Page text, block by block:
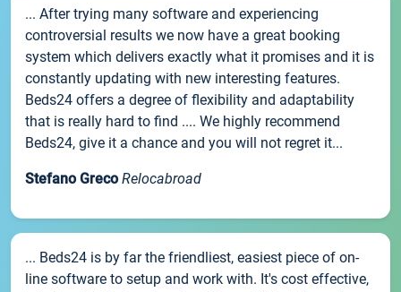
... After trying many software and experiencing
controversial results we now have a great booking
system which delivers exactly what it promises and it is
constantly updating with new interesting features.
Beds24 offers a degree of flexibility and adaptability
that is really hard to find .... We highly recommend
Beds24, give it a chance and you will not regret it...
Stefano Greco Relocabroad
... Beds24 is by far the friendliest, easiest piece of on-
line software to setup and work with. It's cost effective,